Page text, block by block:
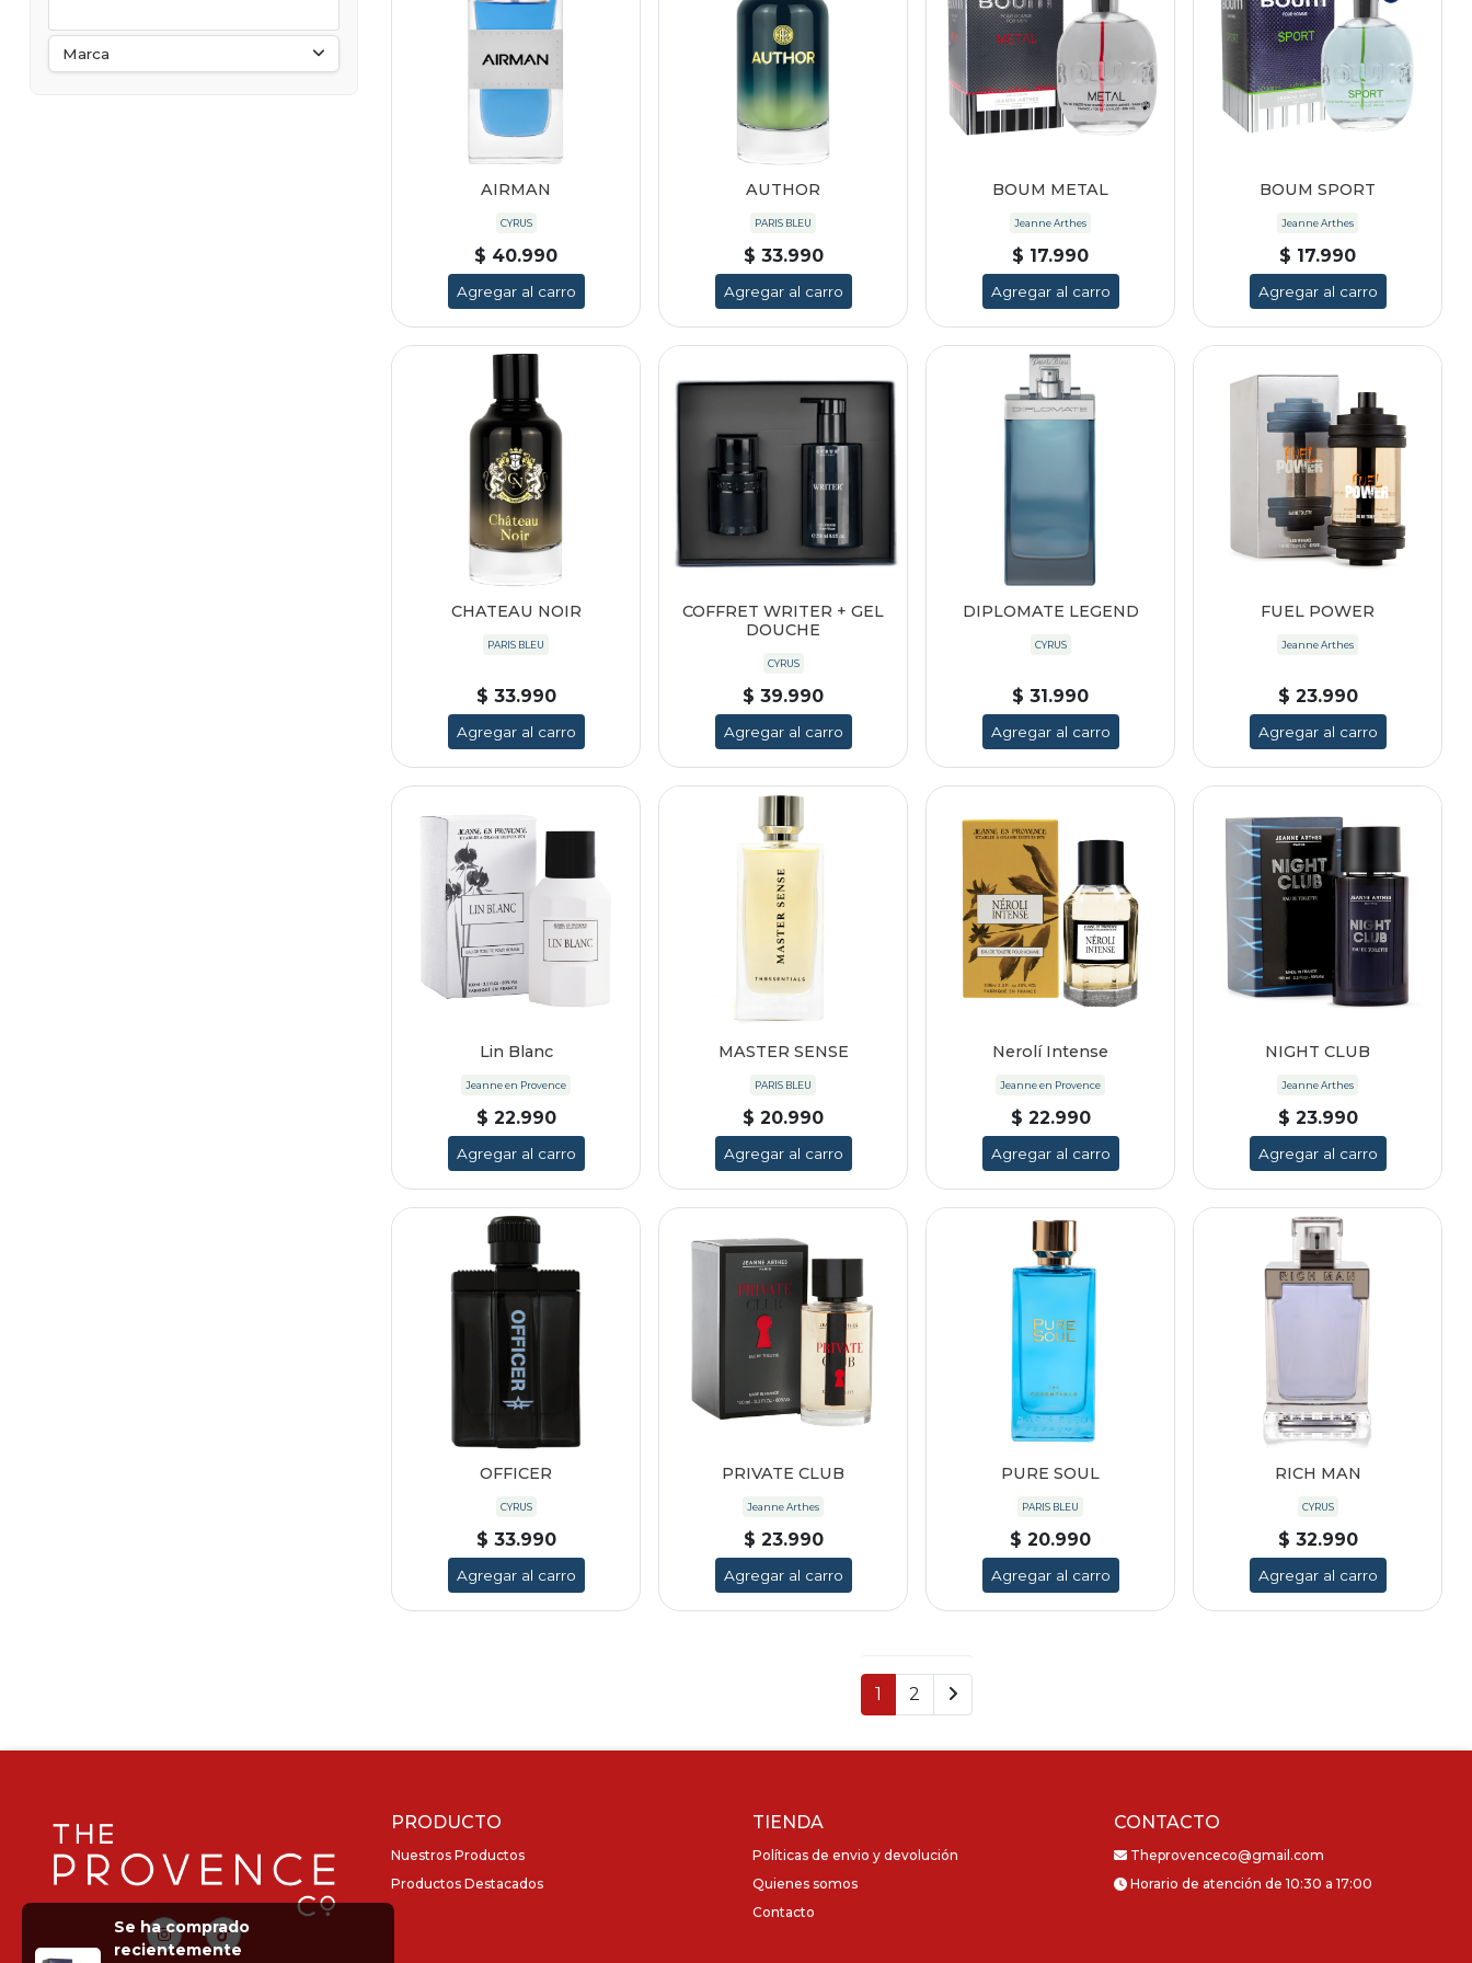
Marca
AIRMAN
CYRUS
$ 40.990
Agregar al carro
AUTHOR
PARIS BLEU
$ 33.990
Agregar al carro
BOUM METAL
Jeanne Arthes
$ 17.990
Agregar al carro
BOUM SPORT
Jeanne Arthes
$ 17.990
Agregar al carro
CHATEAU NOIR
PARIS BLEU
$ 33.990
Agregar al carro
COFFRET WRITER + GEL
DOUCHE
CYRUS
$ 39.990
Agregar al carro
DIPLOMATE LEGEND
CYRUS
$ 31.990
Agregar al carro
FUEL POWER
Jeanne Arthes
$ 23.990
Agregar al carro
Lin Blanc
Jeanne en Provence
$ 22.990
Agregar al carro
MASTER SENSE
PARIS BLEU
$ 20.990
Agregar al carro
Nerolí Intense
Jeanne en Provence
$ 22.990
Agregar al carro
NIGHT CLUB
Jeanne Arthes
$ 23.990
Agregar al carro
OFFICER
CYRUS
$ 33.990
Agregar al carro
PRIVATE CLUB
Jeanne Arthes
$ 23.990
Agregar al carro
PURE SOUL
PARIS BLEU
$ 20.990
Agregar al carro
RICH MAN
CYRUS
$ 32.990
Agregar al carro
Se ha comprado
recientemente
1 2
PRODUCTO
Nuestros Productos
Productos Destacados
TIENDA
Políticas de envio y devolución
Quienes somos
Contacto
CONTACTO
Theprovenceco@gmail.com
Horario de atención de 10:30 a 17:00